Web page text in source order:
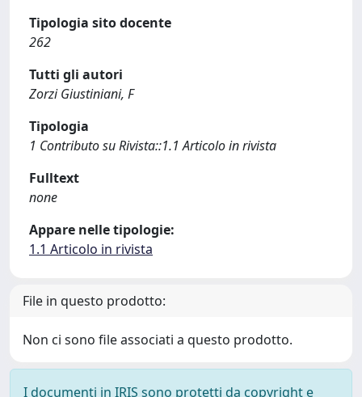
Tipologia sito docente
262
Tutti gli autori
Zorzi Giustiniani, F
Tipologia
1 Contributo su Rivista::1.1 Articolo in rivista
Fulltext
none
Appare nelle tipologie:
1.1 Articolo in rivista
File in questo prodotto:
Non ci sono file associati a questo prodotto.
I documenti in IRIS sono protetti da copyright e